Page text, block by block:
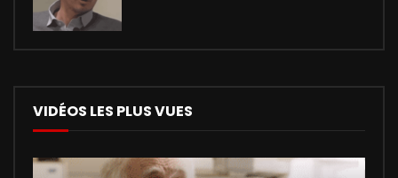
VIDÉOS LES PLUS VUES